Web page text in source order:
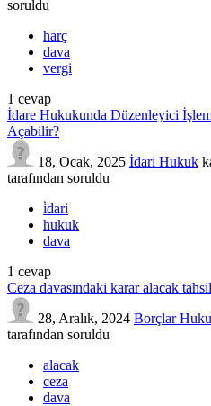
soruldu
harç
dava
vergi
1 cevap
İdare Hukukunda Düzenleyici
Açabilir?
18, Ocak, 2025 İdari Hukuk
tarafından soruldu
i̇dari
hukuk
dava
1 cevap
Ceza davasındaki karar alacak
28, Aralık, 2024 Borçlar
tarafından soruldu
alacak
ceza
dava